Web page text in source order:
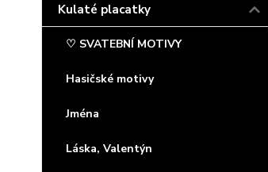
Kulaté placatky
♡ SVATEBNÍ MOTIVY
Hasičské motivy
Jména
Láska, Valentýn